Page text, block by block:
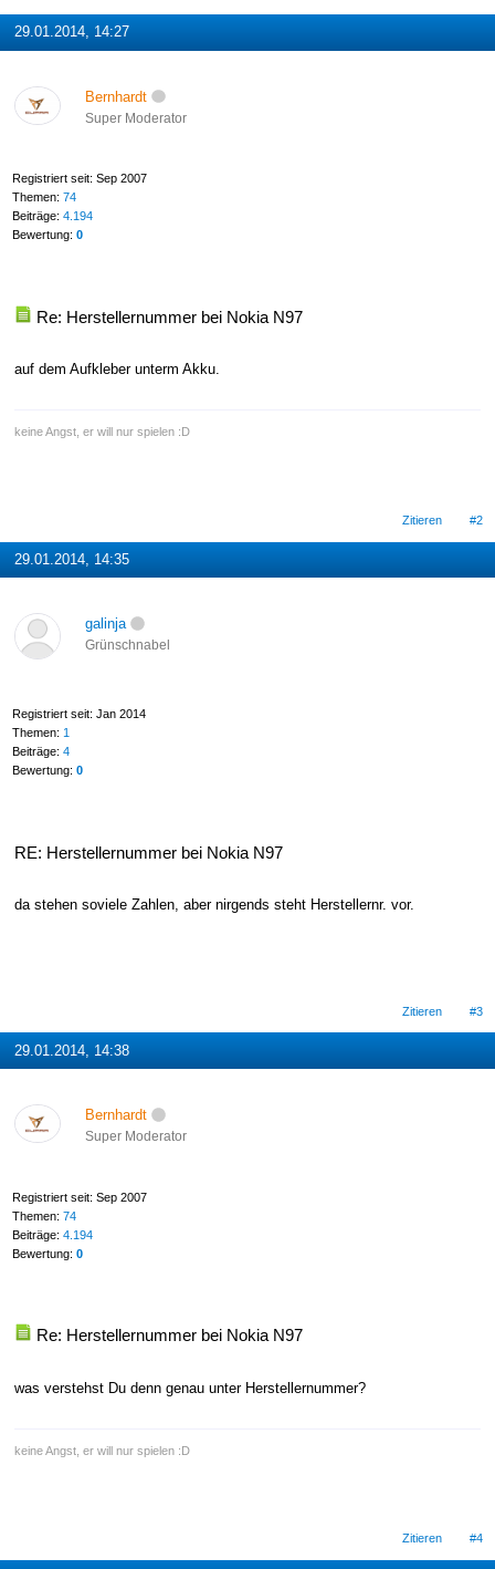
29.01.2014, 14:27
Bernhardt
Super Moderator
Registriert seit: Sep 2007
Themen: 74
Beiträge: 4.194
Bewertung: 0
Re: Herstellernummer bei Nokia N97
auf dem Aufkleber unterm Akku.
keine Angst, er will nur spielen :D
Zitieren #2
29.01.2014, 14:35
galinja
Grünschnabel
Registriert seit: Jan 2014
Themen: 1
Beiträge: 4
Bewertung: 0
RE: Herstellernummer bei Nokia N97
da stehen soviele Zahlen, aber nirgends steht Herstellernr. vor.
Zitieren #3
29.01.2014, 14:38
Bernhardt
Super Moderator
Registriert seit: Sep 2007
Themen: 74
Beiträge: 4.194
Bewertung: 0
Re: Herstellernummer bei Nokia N97
was verstehst Du denn genau unter Herstellernummer?
keine Angst, er will nur spielen :D
Zitieren #4